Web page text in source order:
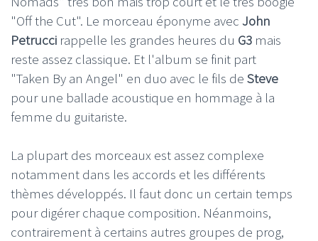
"Off the Cut". Le morceau éponyme avec John
Petrucci rappelle les grandes heures du G3 mais
reste assez classique. Et l'album se finit part
"Taken By an Angel" en duo avec le fils de Steve
pour une ballade acoustique en hommage à la
femme du guitariste.
La plupart des morceaux est assez complexe
notamment dans les accords et les différents
thèmes développés. Il faut donc un certain temps
pour digérer chaque composition. Néanmoins,
contrairement à certains autres groupes de prog,